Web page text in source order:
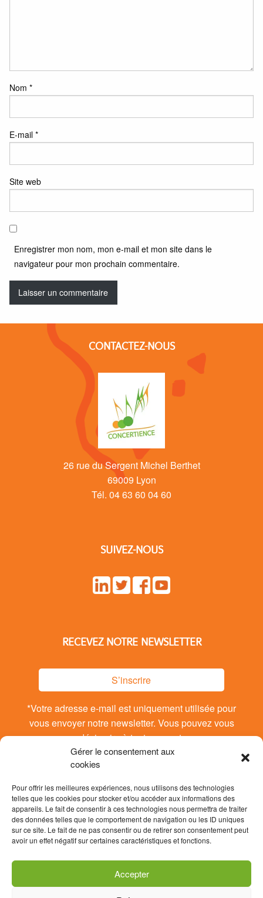
Gérer le consentement aux
cookies
Pour offrir les meilleures expériences, nous utilisons des technologies
telles que les cookies pour stocker et/ou accéder aux informations des
appareils. Le fait de consentir à ces technologies nous permettra de traiter
des données telles que le comportement de navigation ou les ID uniques
sur ce site. Le fait de ne pas consentir ou de retirer son consentement peut
avoir un effet négatif sur certaines caractéristiques et fonctions.
Accepter
Nom *
E-mail *
Site web
Enregistrer mon nom, mon e-mail et mon site dans le
navigateur pour mon prochain commentaire.
CONTACTEZ-NOUS
26 rue du Sergent Michel Berthet
69009 Lyon
Tél. 04 63 60 04 60
SUIVEZ-NOUS
RECEVEZ NOTRE NEWSLETTER
S’inscrire
*Votre adresse e-mail est uniquement utilisée pour
vous envoyer notre newsletter. Vous pouvez vous
désinsrire à tout moment.